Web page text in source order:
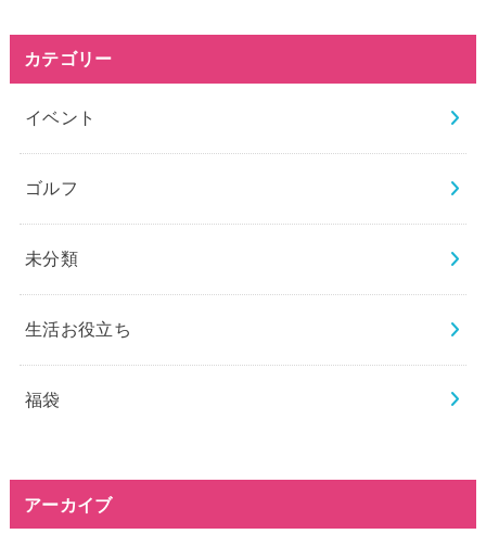
カテゴリー
イベント
ゴルフ
未分類
生活お役立ち
福袋
アーカイブ